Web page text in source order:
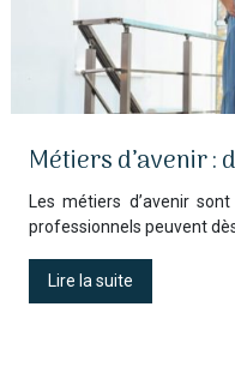
Métiers d’avenir :
Les métiers d’avenir
professionnels peuvent
Lire la suite